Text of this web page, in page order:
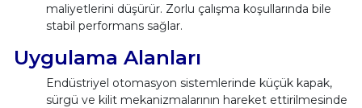
maliyetlerini düşürür. Zorlu çalışma koşullarında bile
stabil performans sağlar.
Uygulama Alanları
Endüstriyel otomasyon sistemlerinde küçük kapak,
sürgü ve kilit mekanizmalarının hareket ettirilmesinde